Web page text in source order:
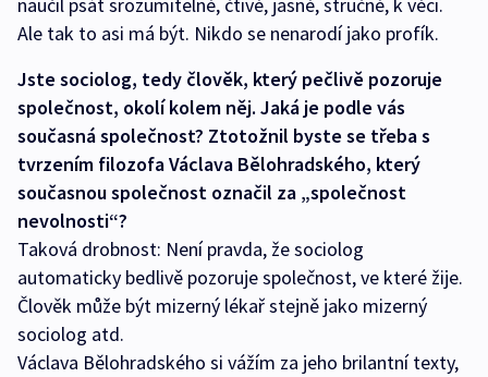
naučil psát srozumitelně, čtivě, jasně, stručně, k věci.
Ale tak to asi má být. Nikdo se nenarodí jako profík.
Jste sociolog, tedy člověk, který pečlivě pozoruje
společnost, okolí kolem něj. Jaká je podle vás
současná společnost? Ztotožnil byste se třeba s
tvrzením filozofa Václava Bělohradského, který
současnou společnost označil za „společnost
nevolnosti“?
Taková drobnost: Není pravda, že sociolog
automaticky bedlivě pozoruje společnost, ve které žije.
Člověk může být mizerný lékař stejně jako mizerný
sociolog atd.
Václava Bělohradského si vážím za jeho brilantní texty,